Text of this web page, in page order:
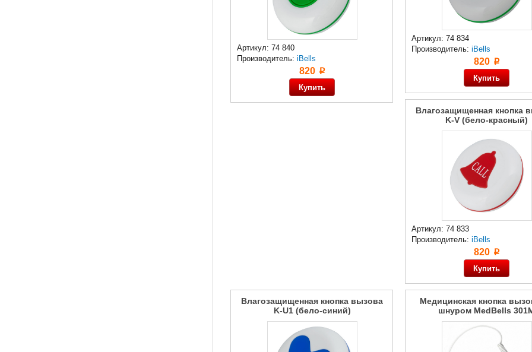
Артикул: 74 840
Производитель: iBells
820 p
Артикул: 74 834
Производитель: iBells
820 p
Влагозащищенная кнопка
K-V (бело-красный)
Артикул: 74 833
Производитель: iBells
820 p
Влагозащищенная кнопка вызова
K-U1 (бело-синий)
Медицинская кнопка
шнуром MedBells